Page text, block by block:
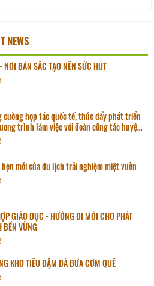
NEWS
BẢN SẮC TẠO NÊN SỨC HÚT
hợp tác quốc tế, thúc đẩy phát triển
trình làm việc với đoàn công tác huyện
mới của du lịch trải nghiệm miệt vườn
GIÁO DỤC - HƯỚNG ĐI MỚI CHO PHÁT
BỀN VỮNG
KHO TIÊU ĐẬM ĐÀ BỮA CƠM QUÊ